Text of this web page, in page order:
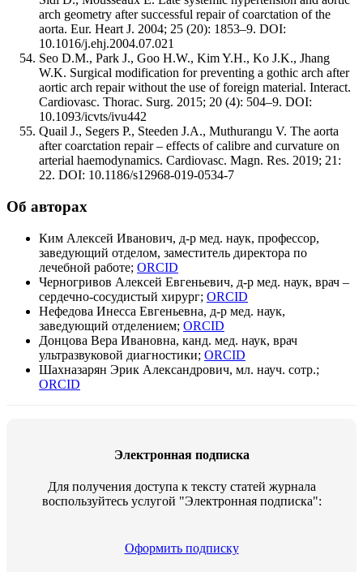
arch geometry after successful repair of coarctation of the
aorta. Eur. Heart J. 2004; 25 (20): 1853–9. DOI:
10.1016/j.ehj.2004.07.021
Seo D.M., Park J., Goo H.W., Kim Y.H., Ko J.K., Jhang
W.K. Surgical modification for preventing a gothic arch after
aortic arch repair without the use of foreign material. Interact.
Cardiovasc. Thorac. Surg. 2015; 20 (4): 504–9. DOI:
10.1093/icvts/ivu442
Quail J., Segers P., Steeden J.A., Muthurangu V. The aorta
after coarctation repair – effects of calibre and curvature on
arterial haemodynamics. Cardiovasc. Magn. Res. 2019; 21:
22. DOI: 10.1186/s12968-019-0534-7
Об авторах
Ким Алексей Иванович, д-р мед. наук, профессор,
заведующий отделом, заместитель директора по
лечебной работе; ORCID
Черногривов Алексей Евгеньевич, д-р мед. наук, врач –
сердечно-сосудистый хирург; ORCID
Нефедова Инесса Евгеньевна, д-р мед. наук,
заведующий отделением; ORCID
Донцова Вера Ивановна, канд. мед. наук, врач
ультразвуковой диагностики; ORCID
Шахназарян Эрик Александрович, мл. науч. сотр.;
ORCID
Электронная подписка
Для получения доступа к тексту статей журнала
воспользуйтесь услугой "Электронная подписка":
Оформить подписку